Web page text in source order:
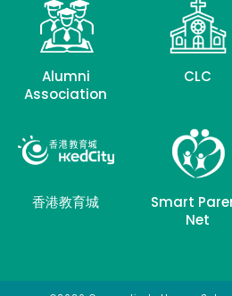
Alumni
Association
CLC
香港教育城
Smart
Net